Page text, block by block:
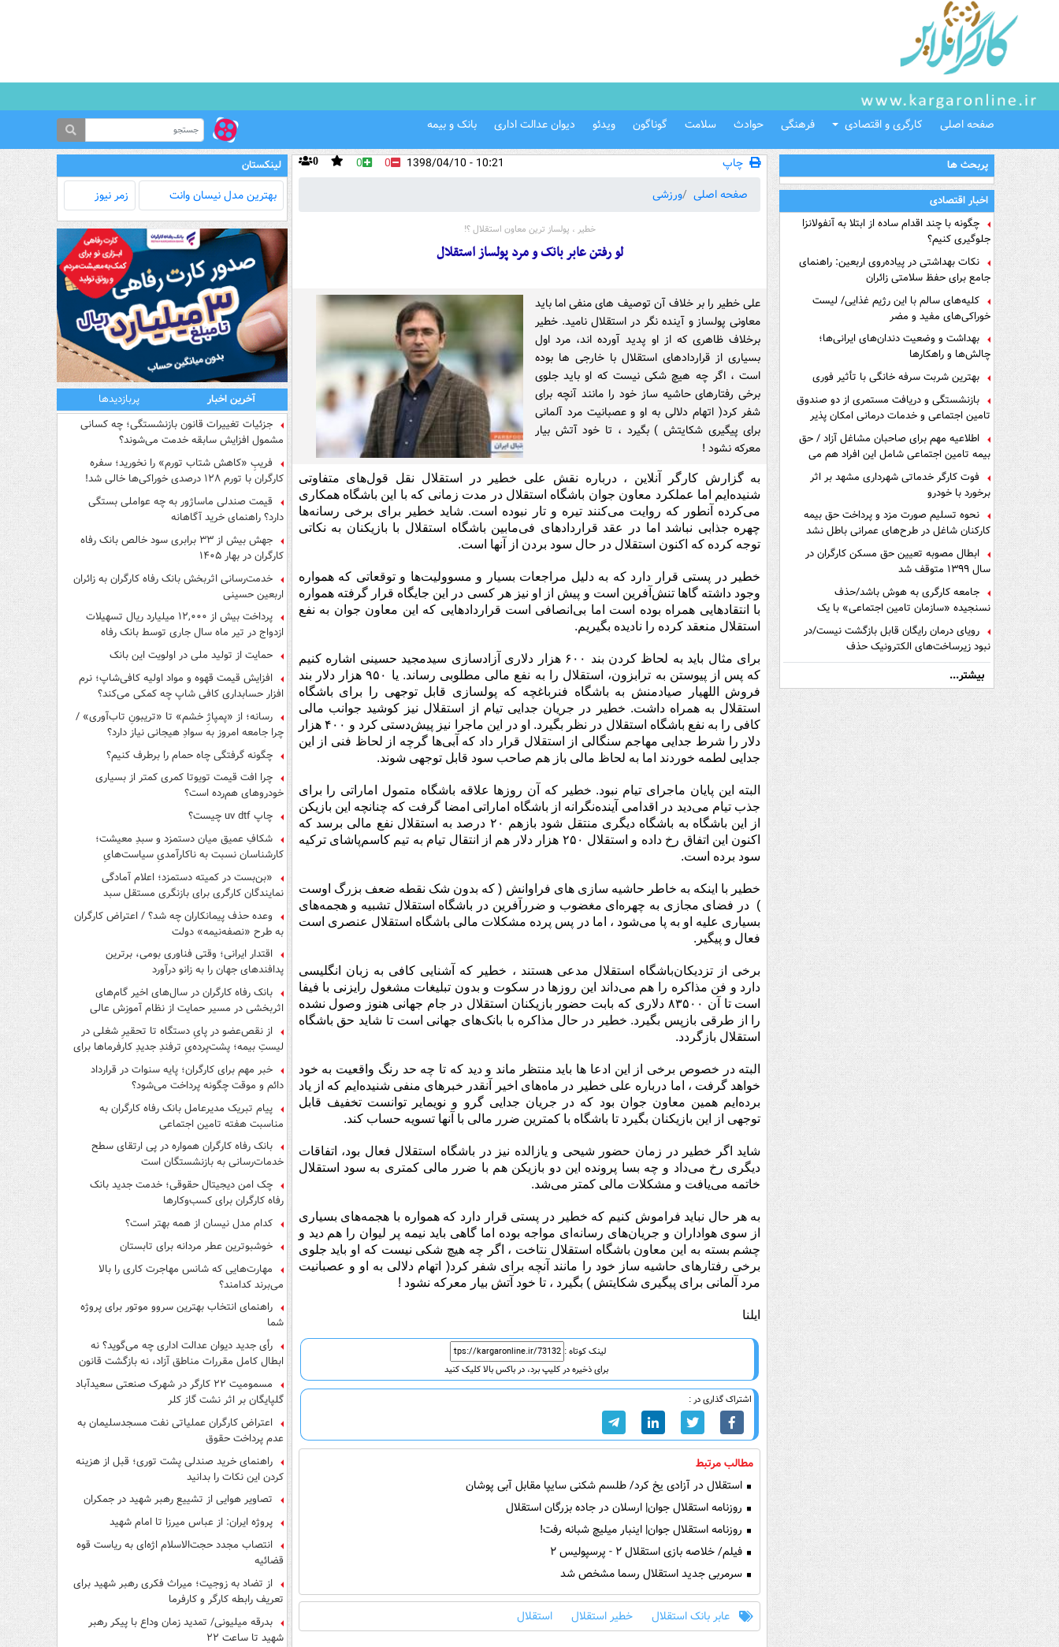
صفحه اصلی کارگری و اقتصادی فرهنگی حوادث سلامت گوناگون ویدئو دیوان عدالت اداری بانک و بیمه
پربحث ها
اخبار اقتصادی
چگونه با چند اقدام ساده از ابتلا به آنفولانزا
جلوگیری کنیم؟
نکات بهداشتی در پیاده‌روی اربعین: راهنمای
جامع برای حفظ سلامتی زائران
کلیه‌های سالم با این رژیم غذایی/ لیست
خوراکی‌های مفید و مضر
بهداشت و وضعیت دندان‌های ایرانی‌ها؛
چالش‌ها و راهکارها
بهترین شربت سرفه خانگی با تأثیر فوری
بازنشستگی و دریافت مستمری از دو صندوق
تامین اجتماعی و خدمات درمانی امکان پذیر
است ؟
اطلاعیه مهم برای صاحبان مشاغل آزاد / حق
بیمه تامین اجتماعی شامل این افراد هم می
شودفوت کارگر خدماتی شهرداری مشهد بر اثر
برخورد با خودرو
نحوه تسلیم صورت مزد و پرداخت حق بیمه
کارکنان شاغل در طرح‌های عمرانی باطل نشد
ابطال مصوبه تعیین حق مسکن کارگران در
سال ۱۳۹۹ متوقف شد
جامعه کارگری به هوش باشد/حذف
نسنجیده «سازمان تامین اجتماعی» با یک
تفاهم نامه!
رویای درمان رایگان قابل بازگشت نیست/در
نبود زیرساخت‌های الکترونیک حذف
دفترچه‌های بیمه اشتباه مضاعف است
بیشتر...
چاپ 0 0 0
10:21 - 1398/04/10
صفحه اصلی
ورزشی
خطیر ، پولساز ترین معاون استقلال ؟!
لو رفتن عابر بانک و مرد پولساز استقلال
علی خطیر را بر خلاف آن توصیف های منفی اما باید
معاونی پولساز و آینده نگر در استقلال نامید. خطیر
برخلاف ظاهری که از او پدید آورده اند، مرد اول
بسیاری از قراردادهای استقلال با خارجی ها بوده
است ، اگر چه هیچ شکی نیست که او باید جلوی
برخی رفتارهای حاشیه ساز خود را مانند آنچه برای
شفر کرد( اتهام دلالی به او و عصبانیت مرد آلمانی
برای پیگیری شکایتش ) بگیرد ، تا خود آتش بیار
معرکه نشود !
به گزارش کارگر آنلاین ، درباره نقش علی خطیر در استقلال نقل قول‌های متفاوتی
شنیده‌ایم اما عملکرد معاون جوان باشگاه استقلال در مدت زمانی که با این باشگاه همکاری
می‌کرده آنطور که روایت می‌کنند تیره و تار نبوده است. شاید خطیر برای برخی رسانه‌ها
چهره جذابی نباشد اما در عقد قرارداد‌های فی‌مابین باشگاه استقلال با بازیکنان به نکاتی
توجه کرده که اکنون استقلال در حال سود بردن از آنها است.
خطیر در پستی قرار دارد که به دلیل مراجعات بسیار و مسوولیت‌ها و توقعاتی که همواره
وجود داشته گاها تنش‌آفرین است و پیش از او نیز هر کسی در این جایگاه قرار گرفته همواره
با انتقادهایی همراه بوده است اما بی‌انصافی است قراردادهایی که این معاون جوان به نفع
استقلال منعقد کرده را نادیده بگیریم.
برای مثال باید به لحاظ کردن بند ۶۰۰ هزار دلاری آزادسازی سیدمجید حسینی اشاره کنیم
که پس از پیوستن به ترابزون، استقلال را به نفع مالی مطلوبی رساند. یا ۹۵۰ هزار دلار بند
فروش اللهیار صیادمنش به باشگاه فنرباغچه که پولسازی قابل توجهی را برای باشگاه
استقلال به همراه داشت. خطیر در جریان جدایی تیام از استقلال نیز کوشید جوانب مالی
کافی را به نفع باشگاه استقلال در نظر بگیرد. او در این ماجرا نیز پیش‌دستی کرد و ۴۰۰ هزار
دلار را شرط جدایی مهاجم سنگالی از استقلال قرار داد که آبی‌ها گرچه از لحاظ فنی از این
جدایی لطمه خوردند اما به لحاظ مالی باز هم صاحب سود قابل توجهی شوند.
البته این پایان ماجرای تیام نبود. خطیر که آن روزها علاقه باشگاه متمول اماراتی را برای
جذب تیام می‌دید در اقدامی آینده‌نگرانه از باشگاه اماراتی امضا گرفت که چنانچه این بازیکن
از این باشگاه به باشگاه دیگری منتقل شود بازهم ۲۰ درصد به استقلال نفع مالی برسد که
اکنون این اتفاق رخ داده و استقلال ۲۵۰ هزار دلار هم از انتقال تیام به تیم کاسم‌پاشای ترکیه
سود برده است.
خطیر با اینکه به خاطر حاشیه سازی های فراوانش ( که بدون شک نقطه ضعف بزرگ اوست
) در فضای مجازی به چهره‌ای مغضوب و ضررآفرین در باشگاه استقلال تشبیه و هجمه‌های
بسیاری علیه‌ او به پا می‌شود ، اما در پس پرده مشکلات مالی باشگاه استقلال عنصری است
فعال و پیگیر.
برخی از تزدیکان‌باشگاه استقلال مدعی هستند ، خطیر که آشنایی کافی به زبان انگلیسی
دارد و فن مذاکره را هم می‌داند این روزها در سکوت و بدون تبلیغات مشغول رایزنی با فیفا
است تا آن ۸۳۵۰۰ دلاری که بابت حضور بازیکنان استقلال در جام جهانی هنوز وصول نشده
را از طرقی بازپس بگیرد. خطیر در حال مذاکره با بانک‌های جهانی است تا شاید حق باشگاه
استقلال بازگردد.
البته در خصوص برخی از این ادعا ها باید منتظر ماند و دید که تا چه حد رنگ‌ واقعیت به خود
خواهد گرفت ، اما درباره علی خطیر در ماه‌های اخیر آنقدر خبرهای منفی شنیده‌ایم که از یاد
برده‌ایم همین معاون جوان بود که در جریان جدایی گرو و نویمایر توانست تخفیف قابل
توجهی از این بازیکنان بگیرد تا باشگاه با کمترین ضرر مالی با آنها تسویه حساب کند.
شاید اگر خطیر در زمان حضور شیحی و یازالده نیز در باشگاه استقلال فعال بود، اتفاقات
دیگری رخ می‌داد و چه بسا پرونده این دو بازیکن هم با ضرر مالی کمتری به سود استقلال
خاتمه می‌یافت و مشکلات مالی کمتر می‌شد.
به هر حال نباید فراموش کنیم که خطیر در پستی قرار دارد که همواره با هجمه‌های بسیاری
از سوی هواداران و جریان‌های رسانه‌ای مواجه بوده اما گاهی باید نیمه پر لیوان را هم دید و
چشم بسته به این معاون باشگاه استقلال نتاخت ، اگر چه هیچ شکی نیست که او باید جلوی
برخی رفتارهای حاشیه ساز خود را مانند آنچه برای شفر کرد( اتهام دلالی به او و عصبانیت
مرد آلمانی برای پیگیری شکایتش ) بگیرد ، تا خود آتش بیار معرکه نشود !
ایلنا
لینک کوتاه :
برای ذخیره در کلیپ برد، در باکس بالا کلیک کنید
اشتراک گذاری در :
مطالب مرتبط
استقلال در آزادی یخ کرد/ طلسم شکنی سایپا مقابل آبی پوشان
روزنامه استقلال جوان| ارسلان در جاده بزرگان استقلال
روزنامه استقلال جوان| اینبار میلیچ شبانه رفت!
فیلم/ خلاصه بازی استقلال ۲ - پرسپولیس ۲
سرمربی جدید استقلال رسما مشخص شد
عابر بانک استقلال خطیر استقلال استقلال
لینکستان
بهترین مدل‌ نیسان وانت زمر نیوز
آخرین اخبار
پربازدیدها
جزئیات تغییرات قانون بازنشستگی؛ چه کسانی
مشمول افزایش سابقه خدمت می‌شوند؟
فریبِ «کاهش شتاب تورم» را نخورید؛ سفره
کارگران با تورم ۱۲۸ درصدی خوراکی‌ها خالی شد!
قیمت صندلی ماساژور به چه عواملی بستگی
دارد؟ راهنمای خرید آگاهانه
جهش بیش از ۳۳ برابری سود خالص بانک رفاه
کارگران در بهار ۱۴۰۵
خدمت‌رسانی اثربخش بانک رفاه کارگران به زائران
اربعین حسینی
پرداخت بیش از ۱۲,۰۰۰ میلیارد ریال تسهیلات
ازدواج در تیر ماه سال جاری توسط بانک رفاه
کارگران
حمایت از تولید ملی در اولویت این بانک
افزایش قیمت قهوه و مواد اولیه کافی‌شاپ؛ نرم
افزار حسابداری کافی شاپ چه کمکی می‌کند؟
رسانه؛ از «پمپاژِ خشم» تا «تریبونِ تاب‌آوری» /
چرا جامعه امروز به سوادِ هیجانی نیاز دارد؟
چگونه گرفتگی چاه حمام را برطرف کنیم؟
چرا افت قیمت تویوتا کمری کمتر از بسیاری
خودروهای هم‌رده است؟
چاپ uv dtf چیست؟
شکافِ عمیق میان دستمزد و سبدِ معیشت؛
کارشناسان نسبت به ناکارآمدیِ سیاست‌هایِ
حمایتی هشدار دادند
«بن‌بست در کمیته دستمزد؛ اعلام آمادگی
نمایندگان کارگری برای بازنگری مستقل سبد
وعده حذف پیمانکاران چه شد؟ / اعتراض کارگران
به طرح «نصفه‌نیمه» دولت
اقتدار ایرانی؛ وقتی فناوری بومی، برترین
پدافندهای جهان را به زانو درآورد
بانک رفاه کارگران در سال‌های اخیر گام‌های
اثربخشی در مسیر حمایت از نظام آموزش عالی
برداشته است
از نقص‌عضو در پایِ دستگاه تا تحقیرِ شغلی در
لیستِ بیمه؛ پشت‌پرده‌یِ ترفندِ جدیدِ کارفرماها برای
فرار از قانون چیست؟
خبر مهم برای کارگران؛ پایه سنوات در قرارداد
دائم و موقت چگونه پرداخت می‌شود؟
پیام تبریک مدیرعامل بانک رفاه کارگران به
مناسبت هفته تامین اجتماعی
بانک رفاه کارگران همواره در پی ارتقای سطح
خدمات‌رسانی به بازنشستگان است
چک امن دیجیتال حقوقی؛ خدمت جدید بانک
رفاه کارگران برای کسب‌وکارها
کدام مدل نیسان از همه بهتر است؟
خوشبوترین عطر مردانه برای تابستان
مهارت‌هایی که شانس مهاجرت کاری را بالا
می‌برند کدامند؟
راهنمای انتخاب بهترین سروو موتور برای پروژه
شما
رأی جدید دیوان عدالت اداری چه می‌گوید؟ نه
ابطال کامل مقررات مناطق آزاد، نه بازگشت قانون
مسمومیت ۲۲ کارگر در شهرک صنعتی سعیدآباد
گلپایگان بر اثر نشت گاز کلر
اعتراض کارگران عملیاتی نفت مسجدسلیمان به
عدم پرداخت حقوق
راهنمای خرید صندلی پشت توری؛ قبل از هزینه
کردن این نکات را بدانید
تصاویر هوایی از تشییع رهبر شهید در جمکران
پروژه ایران: از عباس میرزا تا امام شهید
انتصاب مجدد حجت‌الاسلام اژه‌ای به ریاست قوه‌
قضائیه
از تضاد به زوجیت؛ میراث فکری رهبر شهید برای
تعریف رابطه کارگر و کارفرما
بدرقه میلیونی/ تمدید زمان وداع با پیکر رهبر
شهید تا ساعت ۲۲